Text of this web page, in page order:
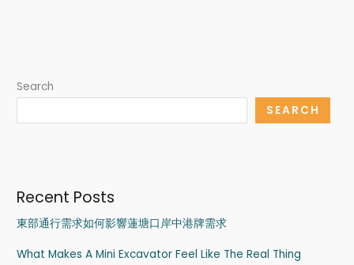
Search
SEARCH
Recent Posts
東部通行需求如何影響蓮塘口岸中港牌需求
What Makes A Mini Excavator Feel Like The Real Thing